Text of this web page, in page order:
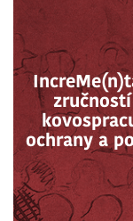
ochrany a